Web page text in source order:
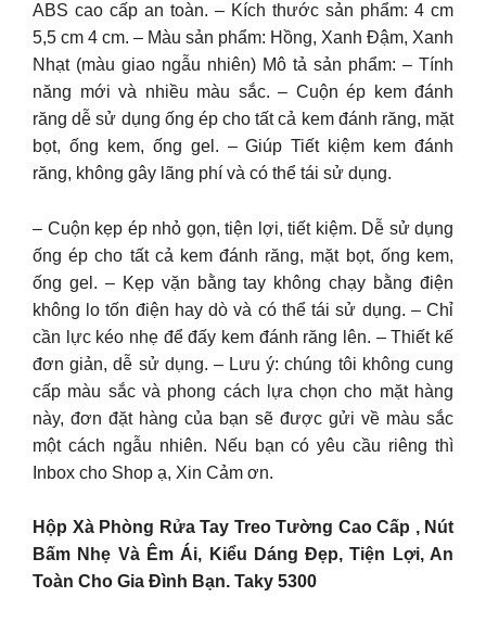
ABS cao cấp an toàn. – Kích thước sản phẩm: 4 cm
5,5 cm 4 cm. – Màu sản phẩm: Hồng, Xanh Đậm, Xanh
Nhạt (màu giao ngẫu nhiên) Mô tả sản phẩm: – Tính
năng mới và nhiều màu sắc. – Cuộn ép kem đánh
răng dễ sử dụng ống ép cho tất cả kem đánh răng, mặt
bọt, ống kem, ống gel. – Giúp Tiết kiệm kem đánh
răng, không gây lãng phí và có thể tái sử dụng.
– Cuộn kẹp ép nhỏ gọn, tiện lợi, tiết kiệm. Dễ sử dụng
ống ép cho tất cả kem đánh răng, mặt bọt, ống kem,
ống gel. – Kẹp vặn bằng tay không chạy bằng điện
không lo tốn điện hay dò và có thể tái sử dụng. – Chỉ
cần lực kéo nhẹ để đấy kem đánh răng lên. – Thiết kế
đơn giản, dễ sử dụng. – Lưu ý: chúng tôi không cung
cấp màu sắc và phong cách lựa chọn cho mặt hàng
này, đơn đặt hàng của bạn sẽ được gửi về màu sắc
một cách ngẫu nhiên. Nếu bạn có yêu cầu riêng thì
Inbox cho Shop ạ, Xin Cảm ơn.
Hộp Xà Phòng Rửa Tay Treo Tường Cao Cấp , Nút
Bấm Nhẹ Và Êm Ái, Kiểu Dáng Đẹp, Tiện Lợi, An
Toàn Cho Gia Đình Bạn. Taky 5300